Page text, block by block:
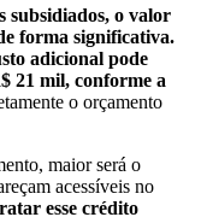
subsidiados, o valor
forma significativa.
adicional pode
21 mil, conforme a
o orçamento
maior será o
acessíveis no
esse crédito